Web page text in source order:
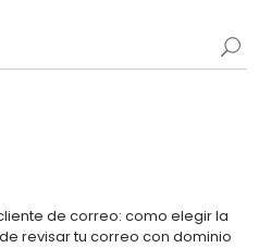
de correo: como elegir la
revisar tu correo con dominio